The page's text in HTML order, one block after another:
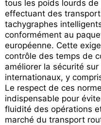
tous les poids lourds
effectuant des
tachygraphes
conformément au
européenne. Cette
contrôle des temps de
améliorer la sécurité sur
internationaux, y
Le respect de ces
indispensable pour
fluidité des opérations
marché du transport